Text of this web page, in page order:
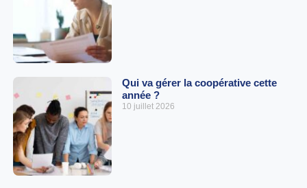
Qui va gérer la coopérative cette
année ?
10 juillet 2026